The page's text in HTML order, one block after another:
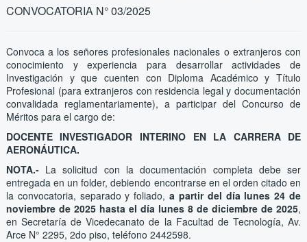
CONVOCATORIA N° 03/2025
Convoca a los señores profesionales nacionales o extranjeros con
conocimiento y experiencia para desarrollar actividades de
Investigación y que cuenten con Diploma Académico y Título
Profesional (para extranjeros con residencia legal y documentación
convalidada reglamentariamente), a participar del Concurso de
Méritos para el cargo de:
DOCENTE INVESTIGADOR INTERINO EN LA CARRERA DE
AERONÁUTICA.
NOTA.- La solicitud con la documentación completa debe ser
entregada en un folder, debiendo encontrarse en el orden citado en
la convocatoria, separado y foliado, a partir del día lunes 24 de
noviembre de 2025 hasta el día lunes 8 de diciembre de 2025,
en Secretaría de Vicedecanato de la Facultad de Tecnología, Av.
Arce N° 2295, 2do piso, teléfono 2442598.